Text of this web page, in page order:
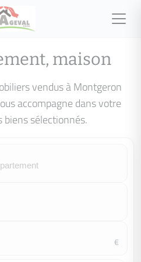
maison
vendus à Montgeron
accompagne dans votre
sélectionnés.
€